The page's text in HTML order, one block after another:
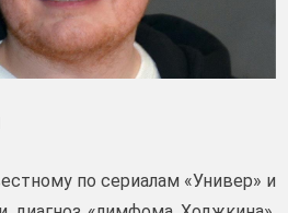
по сериалам «Универ» и